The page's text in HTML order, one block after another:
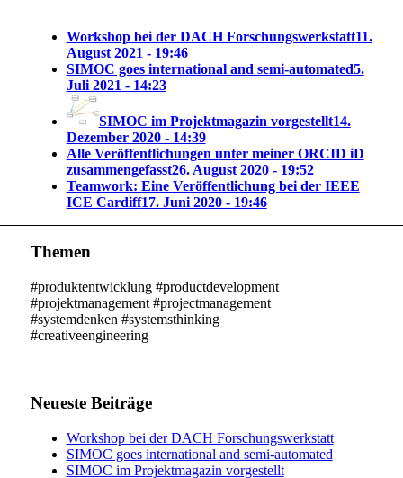
Workshop bei der DACH Forschungswerkstatt11.
August 2021 - 19:46
SIMOC goes international and semi-automated5.
Juli 2021 - 14:23
SIMOC im Projektmagazin vorgestellt14.
Dezember 2020 - 14:39
Alle Veröffentlichungen unter meiner ORCID iD
zusammengefasst26. August 2020 - 19:52
Teamwork: Eine Veröffentlichung bei der IEEE
ICE Cardiff17. Juni 2020 - 19:46
Themen
#produktentwicklung #productdevelopment
#projektmanagement #projectmanagement
#systemdenken #systemsthinking
#creativeengineering
Neueste Beiträge
Workshop bei der DACH Forschungswerkstatt
SIMOC goes international and semi-automated
SIMOC im Projektmagazin vorgestellt